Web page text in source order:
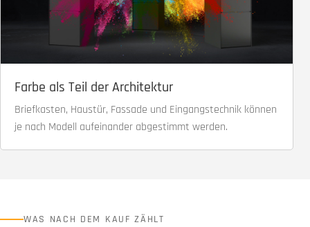
Farbe als Teil der Architektur
Briefkasten, Haustür, Fassade und Eingangstechnik können
je nach Modell aufeinander abgestimmt werden.
WAS NACH DEM KAUF ZÄHLT